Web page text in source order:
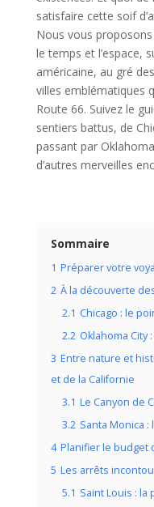
satisfaire cette soif
Nous vous
le temps et l’espace,
américaine, au gré
villes emblématiques
Route 66. Suivez le
sentiers battus, de
passant par
d’autres merveilles
Sommaire
1 Préparer votre
2 À la découverte
2.1 Chicago : le
2.2 Oklahoma City
3 Entre nature et
et de la Californie
3.1 Le Canyon de
3.2 Santa Monica
4 Planifier le budget
5 Les arrêts
5.1 Saint Louis : la